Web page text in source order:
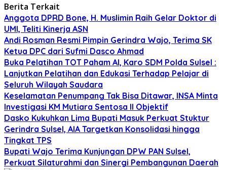
Berita Terkait
Anggota DPRD Bone, H. Muslimin Raih Gelar Doktor di
UMI, Teliti Kinerja ASN
Andi Rosman Resmi Pimpin Gerindra Wajo, Terima SK
Ketua DPC dari Sufmi Dasco Ahmad
Buka Pelatihan TOT Paham AI, Karo SDM Polda Sulsel :
Lanjutkan Pelatihan dan Edukasi Terhadap Pelajar di
Seluruh Wilayah Saudara
Keselamatan Penumpang Tak Bisa Ditawar, INSA Minta
Investigasi KM Mutiara Sentosa II Objektif
Dasko Kukuhkan Lima Bupati Masuk Perkuat Stuktur
Gerindra Sulsel, AIA Targetkan Konsolidasi hingga
Tingkat TPS
Bupati Wajo Terima Kunjungan DPW PAN Sulsel,
Perkuat Silaturahmi dan Sinergi Pembangunan Daerah